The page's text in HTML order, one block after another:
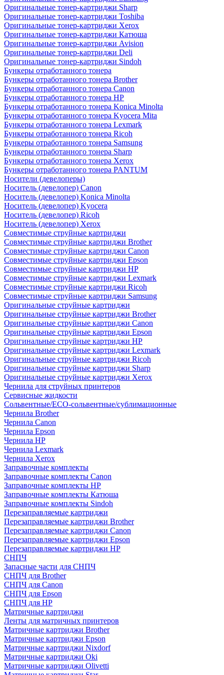
Оригинальные тонер-картриджи Sharp
Оригинальные тонер-картриджи Toshiba
Оригинальные тонер-картриджи Xerox
Оригинальные тонер-картриджи Катюша
Оригинальные тонер-картриджи Avision
Оригинальные тонер-картриджи Deli
Оригинальные тонер-картриджи Sindoh
Бункеры отработанного тонера
Бункеры отработанного тонера Brother
Бункеры отработанного тонера Canon
Бункеры отработанного тонера HP
Бункеры отработанного тонера Konica Minolta
Бункеры отработанного тонера Kyocera Mita
Бункеры отработанного тонера Lexmark
Бункеры отработанного тонера Ricoh
Бункеры отработанного тонера Samsung
Бункеры отработанного тонера Sharp
Бункеры отработанного тонера Xerox
Бункеры отработанного тонера PANTUM
Носители (девелоперы)
Носитель (девелопер) Canon
Носитель (девелопер) Konica Minolta
Носитель (девелопер) Kyocera
Носитель (девелопер) Ricoh
Носитель (девелопер) Xerox
Совместимые струйные картриджи
Совместимые струйные картриджи Brother
Совместимые струйные картриджи Canon
Совместимые струйные картриджи Epson
Совместимые струйные картриджи HP
Совместимые струйные картриджи Lexmark
Совместимые струйные картриджи Ricoh
Совместимые струйные картриджи Samsung
Оригинальные струйные картриджи
Оригинальные струйные картриджи Brother
Оригинальные струйные картриджи Canon
Оригинальные струйные картриджи Epson
Оригинальные струйные картриджи HP
Оригинальные струйные картриджи Lexmark
Оригинальные струйные картриджи Ricoh
Оригинальные струйные картриджи Sharp
Оригинальные струйные картриджи Xerox
Чернила для струйных принтеров
Сервисные жидкости
Сольвентные/ECO-сольвентные/сублимационные
Чернила Brother
Чернила Canon
Чернила Epson
Чернила HP
Чернила Lexmark
Чернила Xerox
Заправочные комплекты
Заправочные комплекты Canon
Заправочные комплекты HP
Заправочные комплекты Катюша
Заправочные комплекты Sindoh
Перезаправляемые картриджи
Перезаправляемые картриджи Brother
Перезаправляемые картриджи Canon
Перезаправляемые картриджи Epson
Перезаправляемые картриджи HP
СНПЧ
Запасные части для СНПЧ
СНПЧ для Brother
СНПЧ для Canon
СНПЧ для Epson
СНПЧ для HP
Матричные картриджи
Ленты для матричных принтеров
Матричные картриджи Brother
Матричные картриджи Epson
Матричные картриджи Nixdorf
Матричные картриджи Oki
Матричные картриджи Olivetti